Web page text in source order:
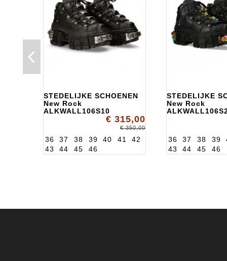
STEDELIJKE SCHOENEN
New Rock
ALKWALL106S10
€ 315,00
€ 350,00
36 37 38 39 40 41
42
43
44 45 46
STEDELIJKE
New Rock
36 37 38 39
43
44 45 46